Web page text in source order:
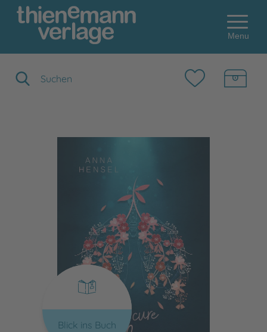
Menu
Blick ins Buch